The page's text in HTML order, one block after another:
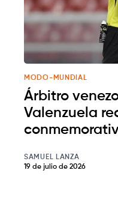
MODO-MUNDIAL
Árbitro
Valenzuela
SAMUEL LANZA
19 de julio de 2026